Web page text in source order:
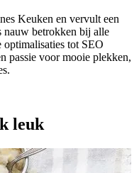
Keuken en vervult een
nauw betrokken bij alle
optimalisaties tot SEO
passie voor mooie plekken,
leuk